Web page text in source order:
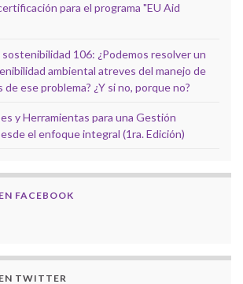
para el programa "EU Aid
106: ¿Podemos resolver un
ambiental atreves del manejo de
ese problema? ¿Y si no, porque no?
y Herramientas para una Gestión
el enfoque integral (1ra. Edición)
FACEBOOK
TWITTER